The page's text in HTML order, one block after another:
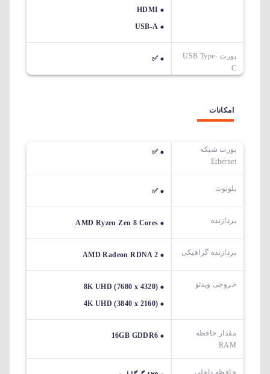
HDMI
USB-A
پورت USB Type-
C
✅
امکانات
پورت شبکه
Ethernet
✅
بلوتوث ✅
پردازنده AMD Ryzen Zen 8 Cores
پردازنده گرافیکی AMD Radeon RDNA 2
خروجی ویدئو
8K UHD (7680 x 4320)
4K UHD (3840 x 2160)
مقدار حافظه
RAM
16GB GDDR6
حافظه داخلی